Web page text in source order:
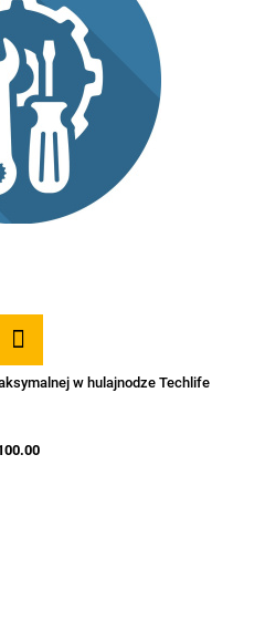
w hulajnodze Techlife